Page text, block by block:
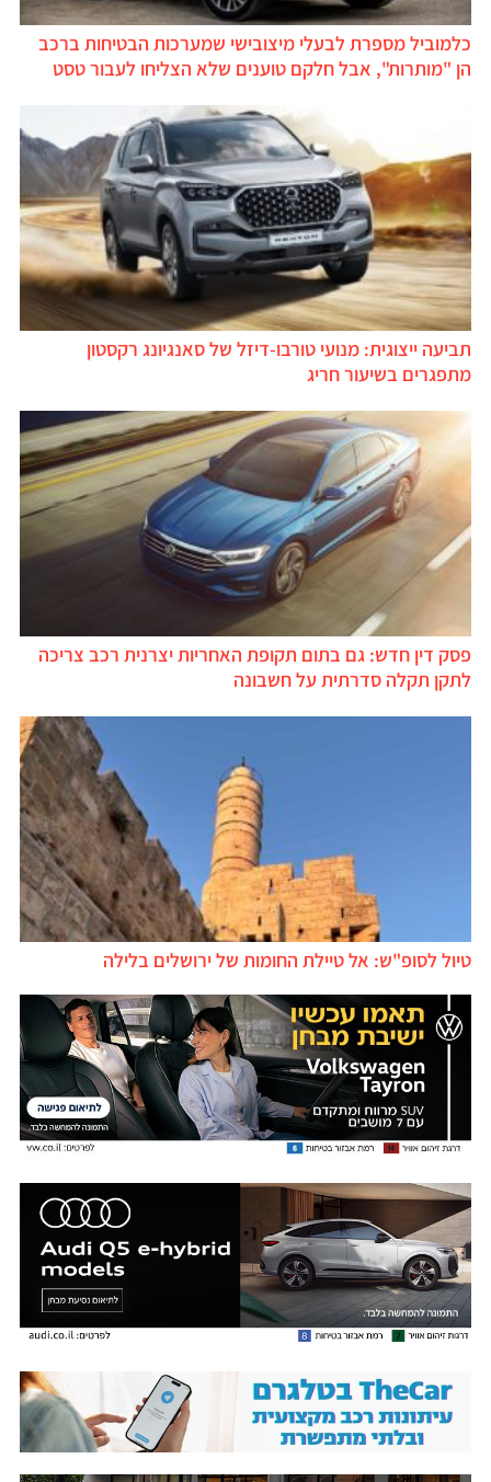
כלמוביל מספרת לבעלי מיצובישי שמערכות הבטיחות ברכב
הן "מותרות", אבל חלקם טוענים שלא הצליחו לעבור טסט
תביעה ייצוגית: מנועי טורבו-דיזל של סאנגיונג רקסטון
מתפגרים בשיעור חריג
פסק דין חדש: גם בתום תקופת האחריות יצרנית רכב צריכה
לתקן תקלה סדרתית על חשבונה
טיול לסופ"ש: אל טיילת החומות של ירושלים בלילה